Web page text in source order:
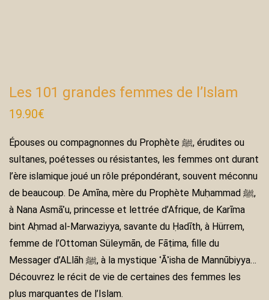
Les 101 grandes femmes de l’Islam
19.90€
Épouses ou compagnonnes du Prophète ﷺ, érudites ou
sultanes, poétesses ou résistantes, les femmes ont durant
l’ère islamique joué un rôle prépondérant, souvent méconnu
de beaucoup. De Amīna, mère du Prophète Muḥammad ﷺ,
à Nana Asmāʾu, princesse et lettrée d’Afrique, de Karīma
bint Aḥmad al-Marwaziyya, savante du Ḥadīth, à Hürrem,
femme de l’Ottoman Süleymān, de Fāṭima, fille du
Messager d’ALlāh ﷺ, à la mystique ʿĀʾisha de Mannūbiyya…
Découvrez le récit de vie de certaines des femmes les
plus marquantes de l’Islam.